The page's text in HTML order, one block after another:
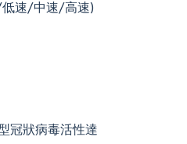
速/中速/高速)
冠狀病毒活性達